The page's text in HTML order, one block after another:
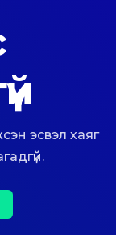
эсвэл хаяг